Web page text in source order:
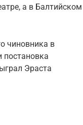
а в Балтийском
чиновника в
постановка
Эраста